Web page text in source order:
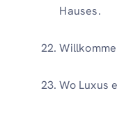
Hauses.
Wo Luxus